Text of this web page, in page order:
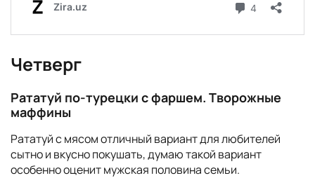
Четверг
Рататуй по-турецки с фаршем. Творожные
маффины
Рататуй с мясом отличный вариант для любителей
сытно и вкусно покушать, думаю такой вариант
особенно оценит мужская половина семьи.